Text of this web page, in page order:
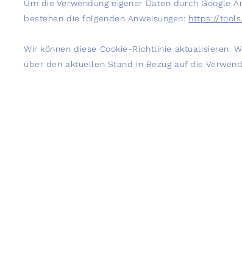
Um die Verwendung eigener Daten durch Google
bestehen die folgenden Anweisungen: https://
Wir können diese Cookie-Richtlinie aktualisieren.
über den aktuellen Stand in Bezug auf die